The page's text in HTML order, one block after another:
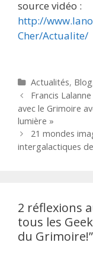
source vidéo :
http://
Cher/Actualite/
Catégories
Actualités, Blog
Navigation des
Francis
avec le Grimoire
lumière »
21 mondes
intergalactiques
2 réflexions
tous les
du Grimoire!”